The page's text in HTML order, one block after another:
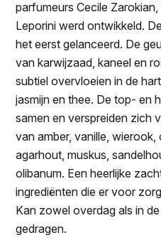
parfumeurs Cecile
Leporini werd ontwikkeld.
het eerst gelanceerd. De
van karwijzaad, kaneel en
subtiel overvloeien in de
jasmijn en thee. De top- en
samen en verspreiden zich
van amber, vanille, wierook,
agarhout, muskus,
olibanum. Een heerlijke
ingrediënten die er voor
Kan zowel overdag als in
gedragen.